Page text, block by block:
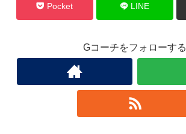
Pocket LINE
Gコーチをフォローする